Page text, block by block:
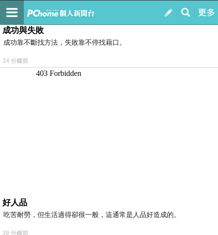
我的
最新文章
成功與失敗
成功靠不斷找方法，失敗靠不停找藉口。
34 分鐘前
好人品
吃苦耐勞，但生活過得卻很一般，這通常是人品好造成的。
39 分鐘前